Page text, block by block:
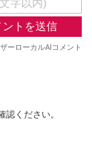
ください。